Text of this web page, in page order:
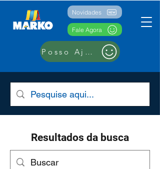
Novidades
Fale Agora
Posso Ajudar??
Resultados da busca